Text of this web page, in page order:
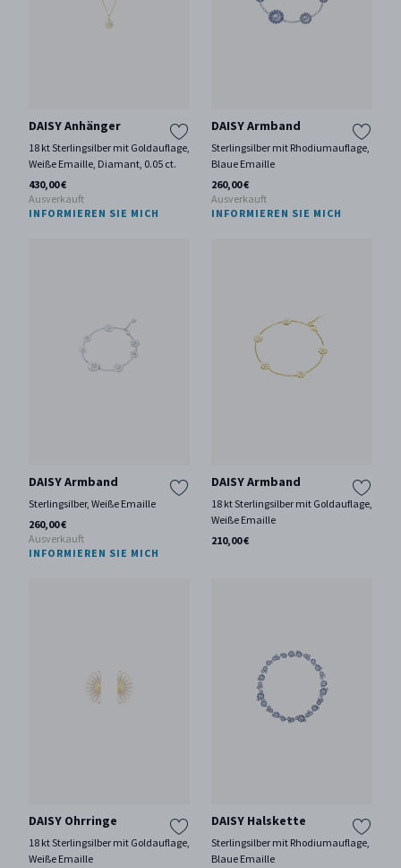
DAISY Anhänger
18 kt Sterlingsilber mit Goldauflage,
Weiße Emaille, Diamant, 0.05 ct.
430,00 €
Ausverkauft
INFORMIEREN SIE MICH
DAISY Armband
Sterlingsilber mit Rhodiumauflage,
Blaue Emaille
260,00 €
Ausverkauft
INFORMIEREN SIE MICH
DAISY Armband
Sterlingsilber, Weiße Emaille
260,00 €
Ausverkauft
INFORMIEREN SIE MICH
DAISY Armband
18 kt Sterlingsilber mit Goldauflage,
Weiße Emaille
210,00 €
DAISY Ohrringe
18 kt Sterlingsilber mit Goldauflage,
Weiße Emaille
DAISY Halskette
Sterlingsilber mit Rhodiumauflage,
Blaue Emaille